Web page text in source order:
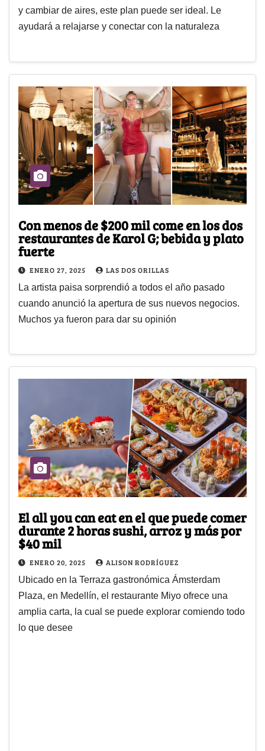
y cambiar de aires, este plan puede ser ideal. Le
ayudará a relajarse y conectar con la naturaleza
Con menos de $200 mil come en los dos
restaurantes de Karol G; bebida y plato
fuerte
ENERO 27, 2025 LAS DOS ORILLAS
La artista paisa sorprendió a todos el año pasado
cuando anunció la apertura de sus nuevos negocios.
Muchos ya fueron para dar su opinión
El all you can eat en el que puede comer
durante 2 horas sushi, arroz y más por
$40 mil
ENERO 20, 2025 ALISON RODRÍGUEZ
Ubicado en la Terraza gastronómica Ámsterdam
Plaza, en Medellín, el restaurante Miyo ofrece una
amplia carta, la cual se puede explorar comiendo todo
lo que desee